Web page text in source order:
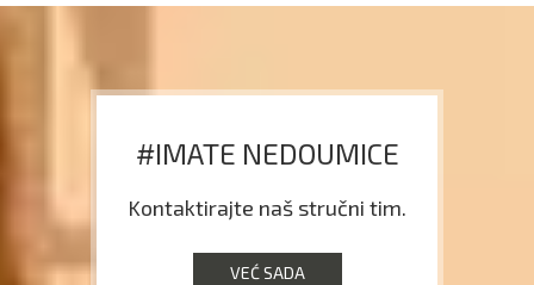
#IMATE NEDOUMICE
Kontaktirajte naš stručni tim.
VEĆ SADA